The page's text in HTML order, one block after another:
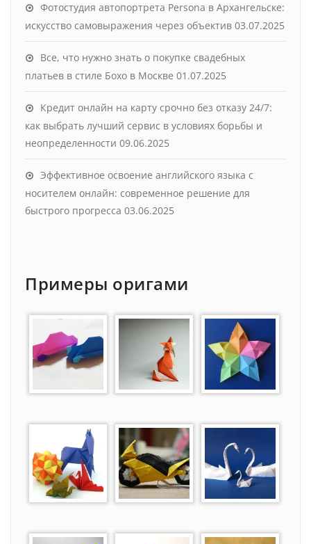
Фотостудия автопортрета Persona в Архангельске:
искусство самовыражения через объектив 03.07.2025
Все, что нужно знать о покупке свадебных
платьев в стиле Бохо в Москве 01.07.2025
Кредит онлайн на карту срочно без отказу 24/7:
как выбрать лучший сервис в условиях борьбы и
неопределенности 09.06.2025
Эффективное освоение английского языка с
носителем онлайн: современное решение для
быстрого прогресса 03.06.2025
Примеры оригами